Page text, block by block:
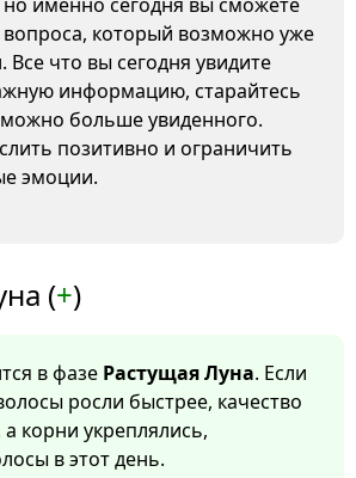
вопроса, который возможно уже
Все что вы сегодня увидите
информацию, старайтесь
больше увиденного.
позитивно и ограничить
эмоции.
(+)
в фазе Растущая Луна. Если
росли быстрее, качество
корни укреплялись,
в этот день.